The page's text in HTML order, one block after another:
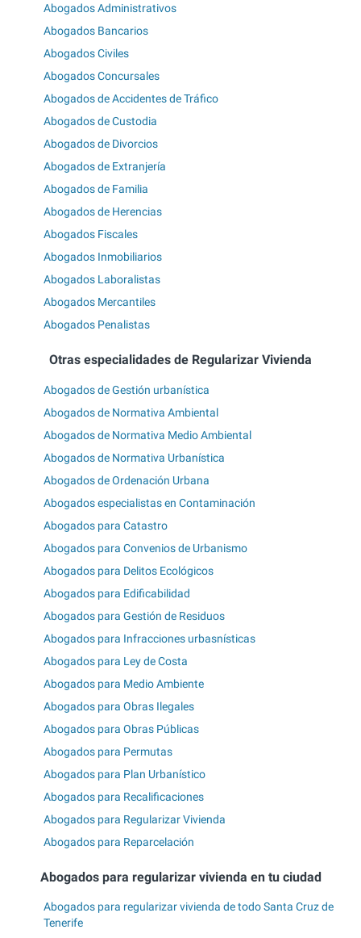
Abogados Administrativos
Abogados Bancarios
Abogados Civiles
Abogados Concursales
Abogados de Accidentes de Tráfico
Abogados de Custodia
Abogados de Divorcios
Abogados de Extranjería
Abogados de Familia
Abogados de Herencias
Abogados Fiscales
Abogados Inmobiliarios
Abogados Laboralistas
Abogados Mercantiles
Abogados Penalistas
Otras especialidades de Regularizar Vivienda
Abogados de Gestión urbanística
Abogados de Normativa Ambiental
Abogados de Normativa Medio Ambiental
Abogados de Normativa Urbanística
Abogados de Ordenación Urbana
Abogados especialistas en Contaminación
Abogados para Catastro
Abogados para Convenios de Urbanismo
Abogados para Delitos Ecológicos
Abogados para Edificabilidad
Abogados para Gestión de Residuos
Abogados para Infracciones urbasnísticas
Abogados para Ley de Costa
Abogados para Medio Ambiente
Abogados para Obras Ilegales
Abogados para Obras Públicas
Abogados para Permutas
Abogados para Plan Urbanístico
Abogados para Recalificaciones
Abogados para Regularizar Vivienda
Abogados para Reparcelación
Abogados para regularizar vivienda en tu ciudad
Abogados para regularizar vivienda de todo Santa Cruz de
Tenerife